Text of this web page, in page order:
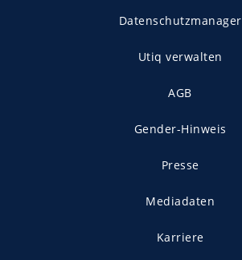
Datenschutzmanager
Utiq verwalten
AGB
Gender-Hinweis
Presse
Mediadaten
Karriere